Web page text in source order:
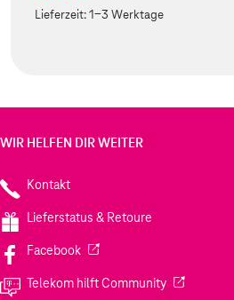
Lieferzeit:1-3 Werktage
WIR HELFEN DIR WEITER
Kontakt
Lieferstatus & Retoure
Facebook(Wird in einem neuen Tab
Telekom hilft Community(Wird in